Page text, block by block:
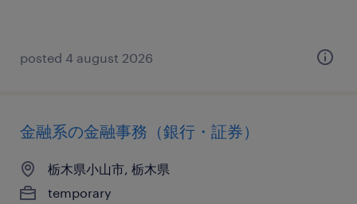
posted 4 august 2026
金融系の金融事務（銀行・証券）
栃木県小山市, 栃木県
temporary